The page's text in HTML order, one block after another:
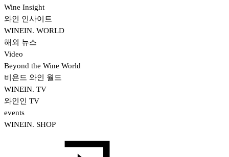
Wine Insight
와인 인사이트
WINEIN. WORLD
해외 뉴스
Video
Beyond the Wine World
비욘드 와인 월드
WINEIN. TV
와인인 TV
events
WINEIN. SHOP